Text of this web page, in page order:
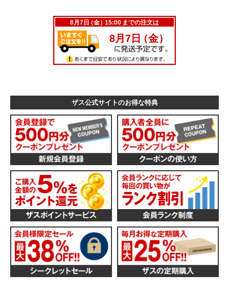
ザス公式サイトのお得な特典